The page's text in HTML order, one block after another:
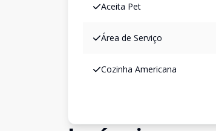
Aceita Pet
Área de Serviço
Cozinha Americana